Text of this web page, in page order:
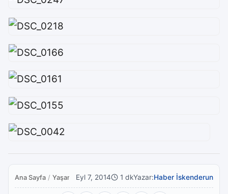
Ana Sayfa / Yaşam Eyl 7, 2014 1 dkYazar:Haber İskenderun